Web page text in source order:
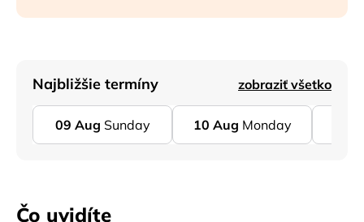
Najbližšie termíny zobraziť všetko
09 Aug Sunday 10 Aug Monday
Čo uvidíte